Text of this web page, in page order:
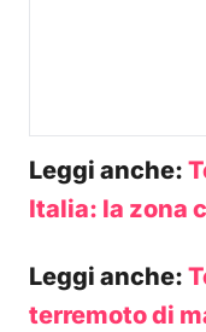
Leggi anche:
Italia: la zona
Leggi anche:
terremoto di